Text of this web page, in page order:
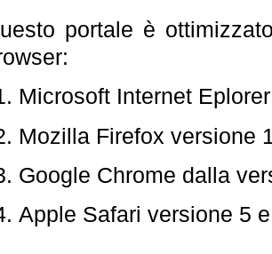
portale è
Microsoft Internet
Mozilla Firefox versione
Google Chrome dalla
Apple Safari versione 5